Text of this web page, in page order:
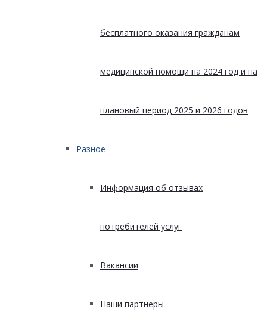
бесплатного оказания гражданам
медицинской помощи на 2024 год и на
плановый период 2025 и 2026 годов
Разное
Информация об отзывах
потребителей услуг
Вакансии
Наши партнеры